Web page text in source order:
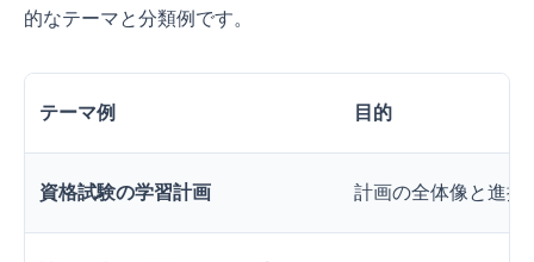
的なテーマと分類例です。
テーマ例 目的
資格試験の学習計画 計画の全体像と進捗